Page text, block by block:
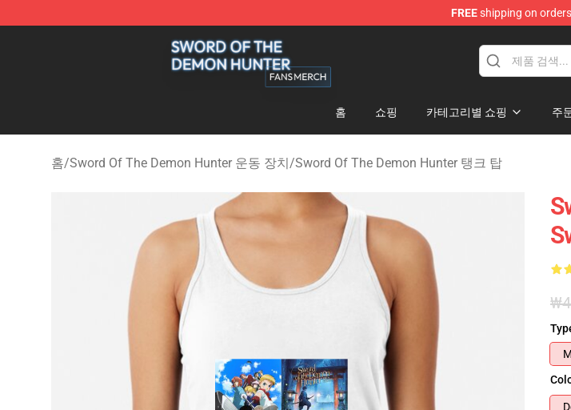
FREEshipping on
Sword Of The Demon Hunter Shop - Official Sword Of The Demon Hunter Merchandise Store
홈 쇼핑 카테고리별 쇼핑 주
홈/Sword Of The Demon Hunter 운동 장치/Sword Of The Demon Hunter 탱크 탑